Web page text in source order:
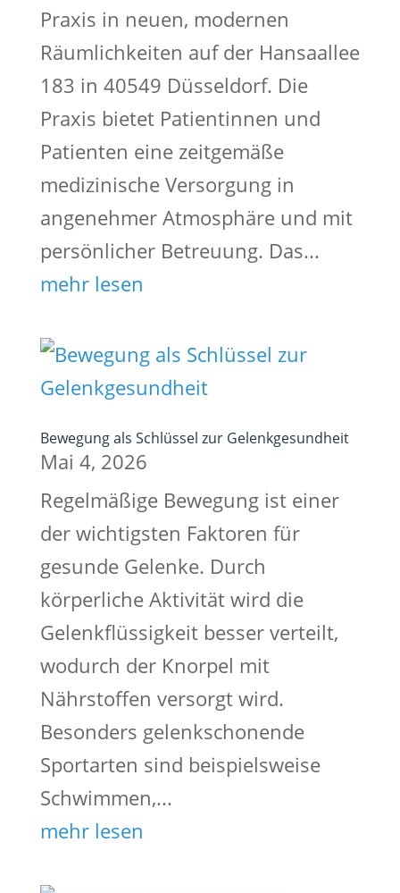
Praxis in neuen, modernen
Räumlichkeiten auf der Hansaallee
183 in 40549 Düsseldorf. Die
Praxis bietet Patientinnen und
Patienten eine zeitgemäße
medizinische Versorgung in
angenehmer Atmosphäre und mit
persönlicher Betreuung. Das...
mehr lesen
Bewegung als Schlüssel zur Gelenkgesundheit
Mai 4, 2026
Regelmäßige Bewegung ist einer
der wichtigsten Faktoren für
gesunde Gelenke. Durch
körperliche Aktivität wird die
Gelenkflüssigkeit besser verteilt,
wodurch der Knorpel mit
Nährstoffen versorgt wird.
Besonders gelenkschonende
Sportarten sind beispielsweise
Schwimmen,...
mehr lesen